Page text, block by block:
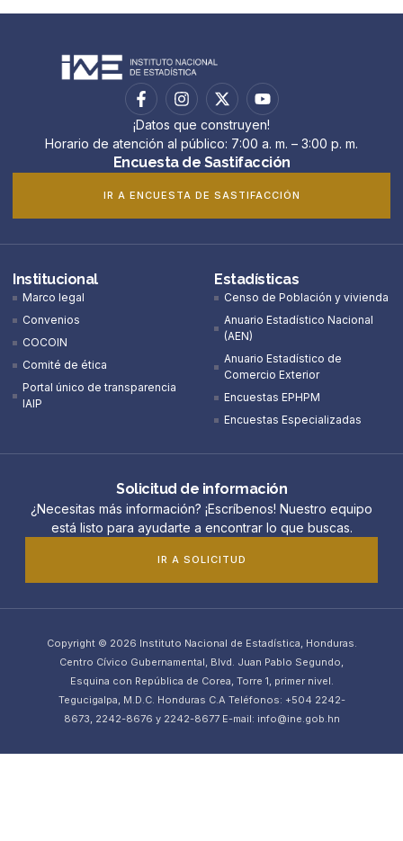
¡Datos que construyen!
Horario de atención al público: 7:00 a. m. – 3:00 p. m.
Encuesta de Sastifacción
IR A ENCUESTA DE SASTIFACCIÓN
Institucional
Marco legal
Convenios
COCOIN
Comité de ética
Portal único de transparencia
IAIP
Estadísticas
Censo de Población y vivienda
Anuario Estadístico Nacional
(AEN)​
Anuario Estadístico de
Comercio Exterior
Encuestas EPHPM
Encuestas Especializadas
Solicitud de información
¿Necesitas más información? ¡Escríbenos! Nuestro equipo
está listo para ayudarte a encontrar lo que buscas.
IR A SOLICITUD
Copyright © 2026 Instituto Nacional de Estadística, Honduras.
Centro Cívico Gubernamental, Blvd. Juan Pablo Segundo,
Esquina con República de Corea, Torre 1, primer nivel.
Tegucigalpa, M.D.C. Honduras C.A Teléfonos: +504 2242-
8673, 2242-8676 y 2242-8677 E-mail: info@ine.gob.hn